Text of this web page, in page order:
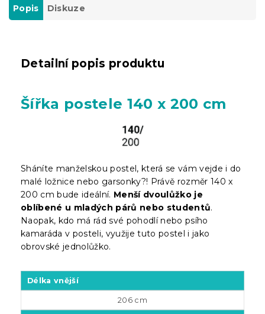
Popis Diskuze
Detailní popis produktu
Šířka postele 140 x 200 cm
Sháníte manželskou postel, která se vám vejde i do
malé ložnice nebo garsonky?! Právě rozměr 140 x
200 cm bude ideální. Menší dvoulůžko je
oblíbené u mladých párů nebo studentů.
Naopak, kdo má rád své pohodlí nebo psího
kamaráda v posteli, využije tuto postel i jako
obrovské jednolůžko.
Délka vnější
206 cm